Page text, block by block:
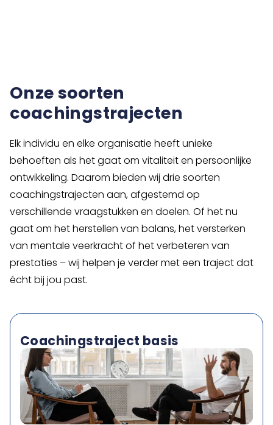
Onze soorten
coachingstrajecten
Elk individu en elke organisatie heeft unieke
behoeften als het gaat om vitaliteit en persoonlijke
ontwikkeling. Daarom bieden wij drie soorten
coachingstrajecten aan, afgestemd op
verschillende vraagstukken en doelen. Of het nu
gaat om het herstellen van balans, het versterken
van mentale veerkracht of het verbeteren van
prestaties – wij helpen je verder met een traject dat
écht bij jou past.
Coachingstraject basis